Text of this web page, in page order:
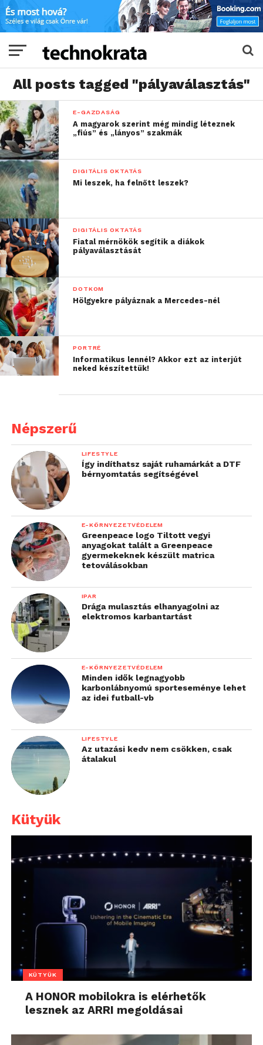
All posts tagged "pályaválasztás"
E-GAZDASÁG
A magyarok szerint még mindig léteznek
„fiús” és „lányos” szakmák
DIGITÁLIS OKTATÁS
Mi leszek, ha felnőtt leszek?
DIGITÁLIS OKTATÁS
Fiatal mérnökök segítik a diákok
pályaválasztását
DOTKOM
Hölgyekre pályáznak a Mercedes-nél
PORTRÉ
Informatikus lennél? Akkor ezt az interjút
neked készítettük!
Népszerű
LIFESTYLE
Így indíthatsz saját ruhamárkát a DTF
bérnyomtatás segítségével
E-KÖRNYEZETVÉDELEM
Greenpeace logo Tiltott vegyi
anyagokat talált a Greenpeace
gyermekeknek készült matrica
tetoválásokban
IPAR
Drága mulasztás elhanyagolni az
elektromos karbantartást
E-KÖRNYEZETVÉDELEM
Minden idők legnagyobb
karbonlábnyomú sporteseménye lehet
az idei futball-vb
LIFESTYLE
Az utazási kedv nem csökken, csak
átalakul
Kütyük
KÜTYÜK
A HONOR mobilokra is elérhetők
lesznek az ARRI megoldásai